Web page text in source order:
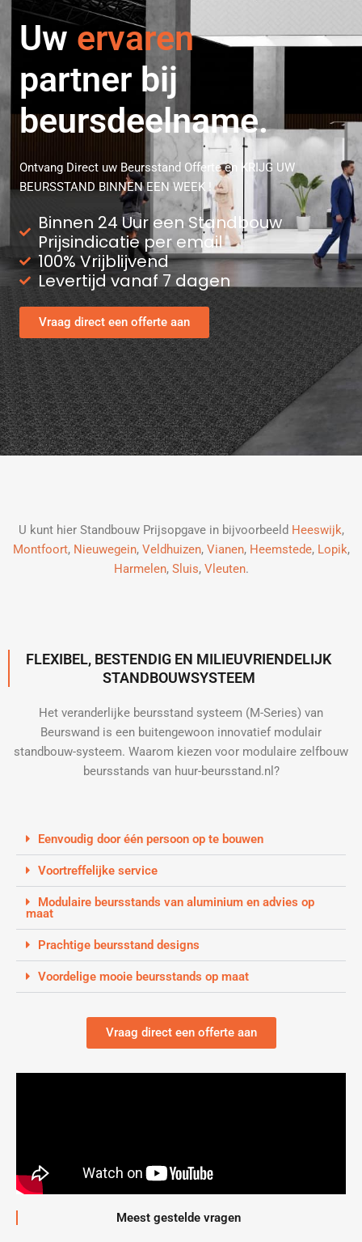
Uwprofessionele
ervaren
partner bij
beursdeelname.
Ontvang Direct uw Beursstand Offerte en KRIJG UW
BEURSSTAND BINNEN EEN WEEK !
Binnen 24 Uur een Standbouw
Prijsindicatie per email
100% Vrijblijvend
Levertijd vanaf 7 dagen
Vraag direct een offerte aan
U kunt hier Standbouw Prijsopgave in bijvoorbeeld Heeswijk,
Montfoort, Nieuwegein, Veldhuizen, Vianen, Heemstede, Lopik,
Harmelen, Sluis, Vleuten.
FLEXIBEL, BESTENDIG EN MILIEUVRIENDELIJK
STANDBOUWSYSTEEM
Het veranderlijke beursstand systeem (M-Series) van
Beurswand is een buitengewoon innovatief modulair
standbouw-systeem. Waarom kiezen voor modulaire zelfbouw
beursstands van huur-beursstand.nl?
Eenvoudig door één persoon op te bouwen
Voortreffelijke service
Modulaire beursstands van aluminium en advies op
maat
Prachtige beursstand designs
Voordelige mooie beursstands op maat
Vraag direct een offerte aan
Meest gestelde vragen